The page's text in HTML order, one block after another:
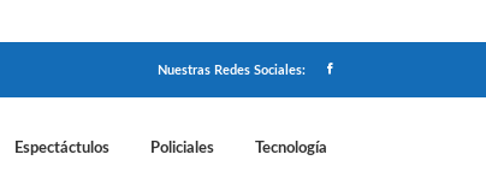
Nuestras Redes Sociales:
Espectáctulos Policiales Tecnología